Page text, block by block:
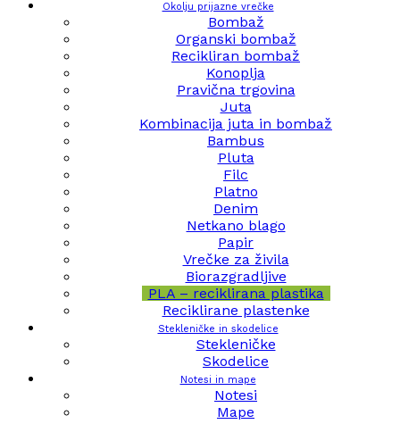
Okolju prijazne vrečke
Bombaž
Organski bombaž
Recikliran bombaž
Konoplja
Pravična trgovina
Juta
Kombinacija juta in bombaž
Bambus
Pluta
Filc
Platno
Denim
Netkano blago
Papir
Vrečke za živila
Biorazgradljive
PLA – reciklirana plastika
Reciklirane plastenke
Stekleničke in skodelice
Stekleničke
Skodelice
Notesi in mape
Notesi
Mape